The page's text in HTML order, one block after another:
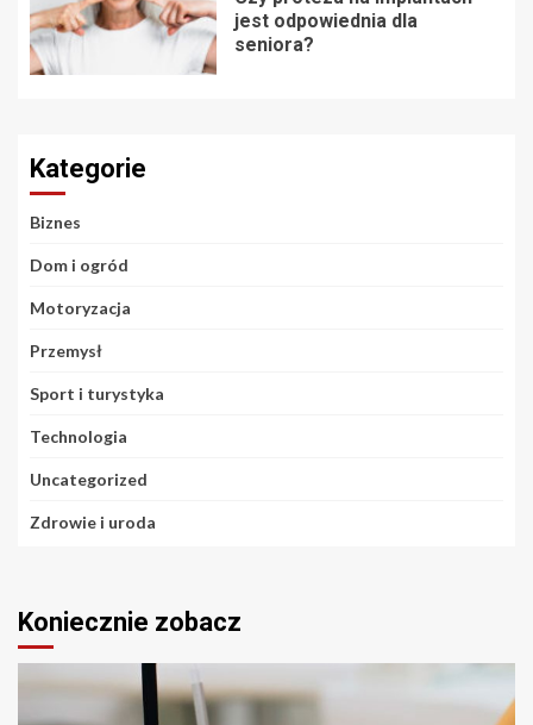
jest odpowiednia dla
seniora?
Kategorie
Biznes
Dom i ogród
Motoryzacja
Przemysł
Sport i turystyka
Technologia
Uncategorized
Zdrowie i uroda
Koniecznie zobacz